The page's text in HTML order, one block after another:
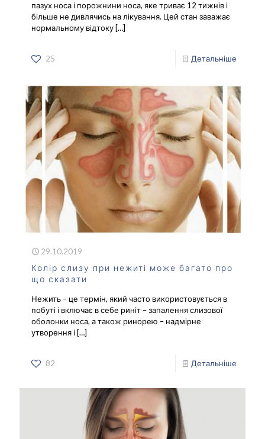
пазух носа і порожнини носа, яке триває 12 тижнів і
більше не дивлячись на лікування. Цей стан заважає
нормальному відтоку […]
25 Детальніше
29.10.2019
Колір слизу при нежиті може багато про
що сказати
Нежить – це термін, який часто використовується в
побуті і включає в себе риніт – запалення слизової
оболонки носа, а також ринорею – надмірне
утворення і […]
82 Детальніше